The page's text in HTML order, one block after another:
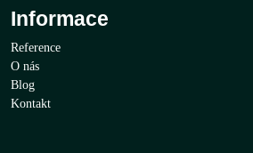
Informace
Reference
O nás
Blog
Kontakt